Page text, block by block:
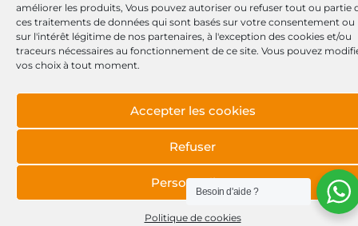
améliorer les produits, Vous pouvez autoriser ou refuser tout ou partie
ces traitements de données qui sont basés sur votre consentement ou
sur l'intérêt légitime de nos partenaires, à l'exception des cookies et/ou
traceurs nécessaires au fonctionnement de ce site. Vous pouvez
vos choix à tout moment.
Accepter les cookies
Refuser
Personnaliser
Politique de cookies
Besoin d'aide ?